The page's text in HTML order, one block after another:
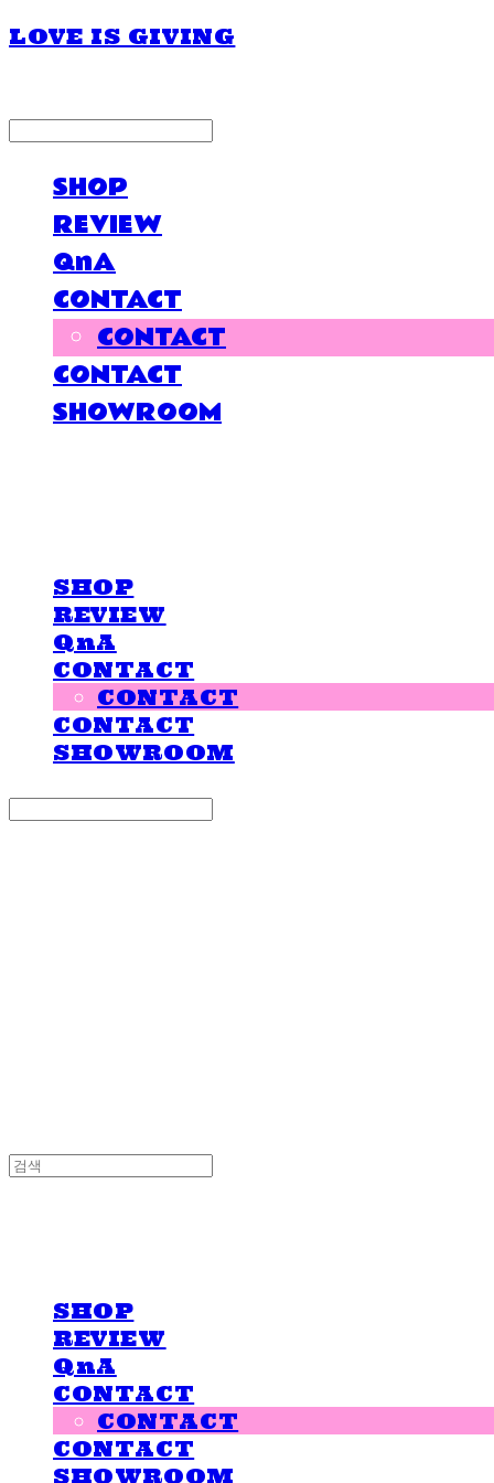
LOVE IS GIVING
SHOP
REVIEW
QnA
CONTACT
CONTACT
CONTACT
SHOWROOM
SHOP
REVIEW
QnA
CONTACT
CONTACT
CONTACT
SHOWROOM
SHOP
REVIEW
QnA
CONTACT
CONTACT
CONTACT
SHOWROOM